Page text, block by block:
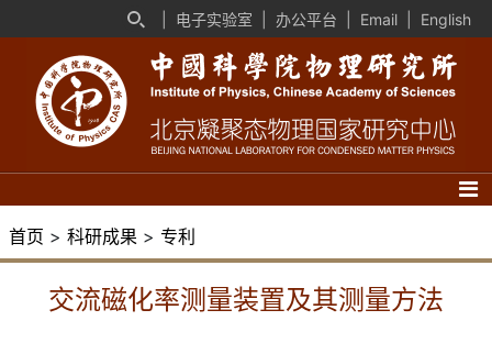
电子实验室 办公平台 Email English
首页 > 科研成果 > 专利
交流磁化率测量装置及其测量方法